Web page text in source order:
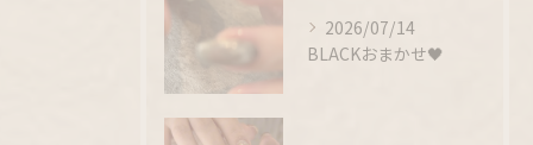
2026/07/14
BLACKおまかせ🖤